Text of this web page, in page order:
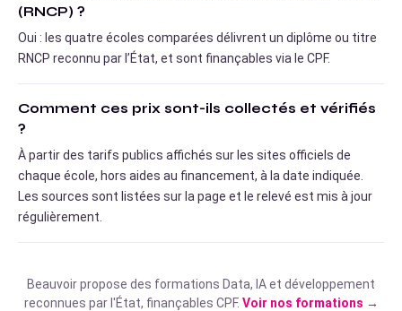
(RNCP) ?
Oui : les quatre écoles comparées délivrent un diplôme ou titre
RNCP reconnu par l’État, et sont finançables via le CPF.
Comment ces prix sont-ils collectés et vérifiés
?
À partir des tarifs publics affichés sur les sites officiels de
chaque école, hors aides au financement, à la date indiquée.
Les sources sont listées sur la page et le relevé est mis à jour
régulièrement.
Beauvoir propose des formations Data, IA et développement
reconnues par l'État, finançables CPF. Voir nos formations →